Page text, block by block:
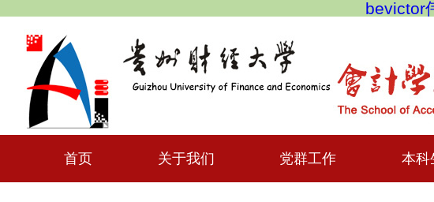
bevictor
首页 关于我们 党群工作 本科